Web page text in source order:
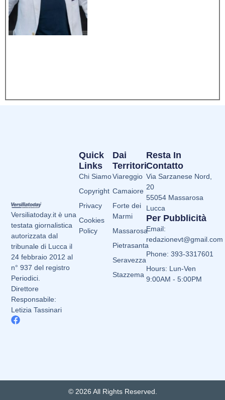
Versiliatoday.it è una
testata giornalistica
autorizzata dal
tribunale di Lucca il
24 febbraio 2012 al
n° 937 del registro
Periodici.
Direttore
Responsabile:
Letizia Tassinari
Dai
Territori
Viareggio
Camaiore
Forte dei
Marmi
Massarosa
Pietrasanta
Seravezza
Stazzema
Quick
Links
Chi Siamo
Copyright
Privacy
Cookies
Policy
Resta In
Contatto
Via Sarzanese Nord,
20
55054 Massarosa
Lucca
Per Pubblicità
Email:
redazionevt@gmail.com
Phone: 393-3317601
Hours: Lun-Ven
9:00AM - 5:00PM
© 2026 All Rights Reserved.